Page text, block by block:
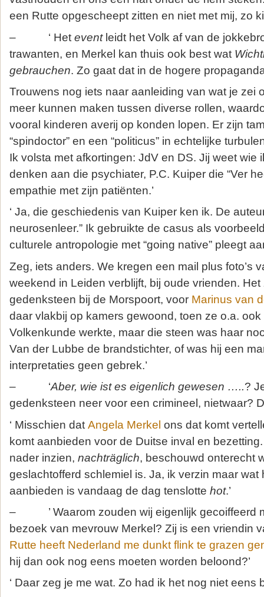
een Rutte opgescheept zitten en niet met mij, zo
– ‘ Het eventleidt het Volk af van de
trawanten, en Merkel kan thuis ook best wat
gebrauchen. Zo gaat dat in de hogere
Trouwens nog iets naar aanleiding van wat je zei
meer kunnen maken tussen diverse rollen,
vooral kinderen averij op konden lopen. Er zijn
“spindoctor” en een “politicus” in echtelijke
Ik volsta met afkortingen: JdV en DS. Jij weet wie
denken aan die psychiater, P.C. Kuiper die “Ver
empathie met zijn patiënten.’
‘ Ja, die geschiedenis van Kuiper ken ik. De
neurosenleer.” Ik gebruikte de casus als
culturele antropologie met “going native” pleegt
Zeg, iets anders. We kregen een mail plus foto’s
weekend in Leiden verblijft, bij oude vrienden. Het
gedenksteen bij de Morspoort, voor Marinus van
daar vlakbij op kamers gewoond, toen ze o.a.
Volkenkunde werkte, maar die steen was haar
Van der Lubbe de brandstichter, of was hij een
interpretaties geen gebrek.’
– ‘Aber, wie ist es eigenlich gewesen …..?
gedenksteen neer voor een crimineel, nietwaar?
‘ Misschien dat Angela Merkel ons dat komt
komt aanbieden voor de Duitse inval en
nader inzien, nachträglich, beschouwd onterecht
geslachtofferd schlemiel is. Ja, ik verzin maar wat
aanbieden is vandaag de dag tenslotte hot.’
– ’ Waarom zouden wij eigenlijk gecoiffeerd
bezoek van mevrouw Merkel? Zij is een vriendin
Rutte heeft Nederland me dunkt flink te grazen
hij dan ook nog eens moeten worden beloond?’
‘ Daar zeg je me wat. Zo had ik het nog niet eens